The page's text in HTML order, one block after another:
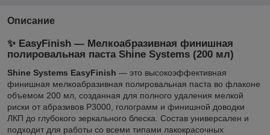
Описание
✨ EasyFinish — Мелкоабразивная финишная
полировальная паста Shine Systems (200 мл)
Shine Systems EasyFinish — это высокоэффективная
финишная мелкоабразивная полировальная паста во флаконе
объемом 200 мл, созданная для полного удаления мелкой
риски от абразивов P3000, голограмм и финишной доводки
ЛКП до глубокого зеркального блеска. Состав универсален и
подходит для работы со всеми типами лакокрасочных